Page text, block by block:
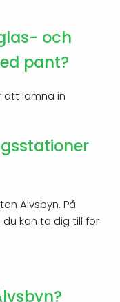
och
pant?
att lämna in
Älvsbyn. På
kan ta dig till för